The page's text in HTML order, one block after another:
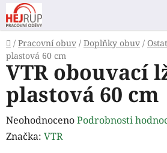
Přejít
na
obsah
Domů
/ Pracovní obuv / Doplňky obuv /
plastová 60 cm
VTR obouvací
plastová 60 cm
Průměrné
hodnocení
NeohodnocenoPodrobnosti
Značka: VTR